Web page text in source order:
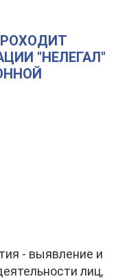
"НЕЛЕГАЛ"
- выявление и
лиц,